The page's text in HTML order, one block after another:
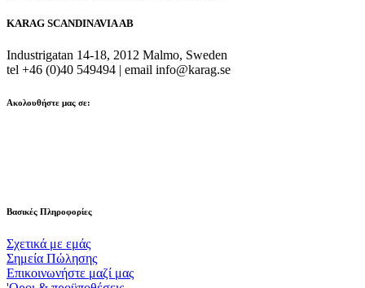
KARAG SCANDINAVIA AB
Industrigatan 14-18, 2012 Malmo, Sweden
tel +46 (0)40 549494 | email info@karag.se
Ακολουθήστε μας σε:
Βασικές Πληροφορίες
Σχετικά με εμάς
Σημεία Πώλησης
Επικοινωνήστε μαζί μας